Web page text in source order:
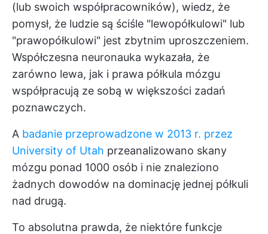
(lub swoich współpracowników), wiedz, że
pomysł, że ludzie są ściśle "lewopółkulowi" lub
"prawopółkulowi" jest zbytnim uproszczeniem.
Współczesna neuronauka wykazała, że
zarówno lewa, jak i prawa półkula mózgu
współpracują ze sobą w większości zadań
poznawczych.
A badanie przeprowadzone w 2013 r. przez
University of Utah przeanalizowano skany
mózgu ponad 1000 osób i nie znaleziono
żadnych dowodów na dominację jednej półkuli
nad drugą.
To absolutna prawda, że niektóre funkcje